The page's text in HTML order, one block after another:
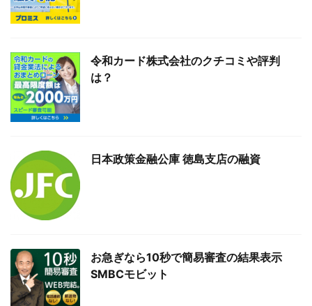
令和カード株式会社のクチコミや評判
は？
日本政策金融公庫 徳島支店の融資
お急ぎなら10秒で簡易審査の結果表示
SMBCモビット